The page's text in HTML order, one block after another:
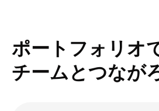
ポートフォリオ
チームとつなが